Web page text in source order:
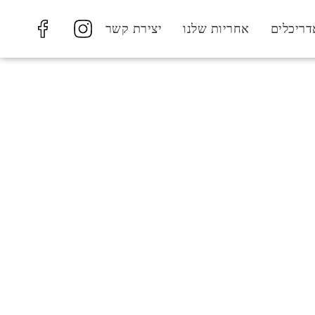
אחריות שלנו יצירת קשר